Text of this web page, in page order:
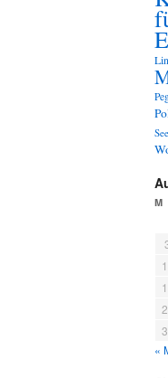
M
«